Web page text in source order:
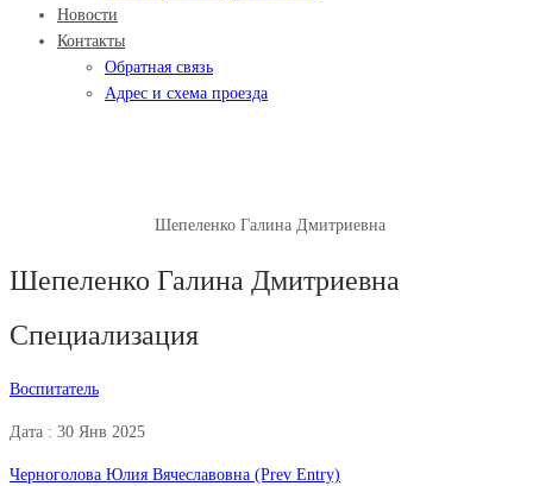
Новости
Контакты
Обратная связь
Адрес и схема проезда
Шепеленко Галина Дмитриевна
Шепеленко Галина Дмитриевна
Специализация
Воспитатель
Дата : 30 Янв 2025
Черноголова Юлия Вячеславовна (Prev Entry)